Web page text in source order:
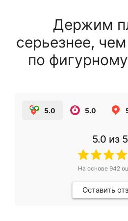
Держим
серьезнее,
по
5.0 5.0
5.0 из 5
На основе 942
Оставить